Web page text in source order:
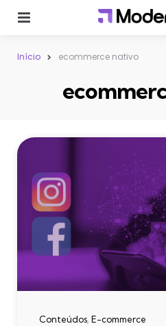
Início ecommerce nativo
Categories
Conteúdos E-commerce